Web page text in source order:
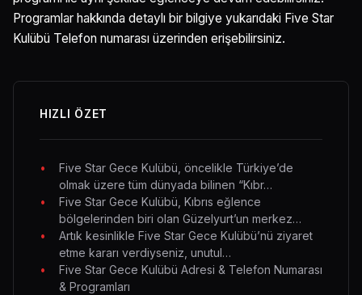
Programlar hakkında detaylı bir bilgiye yukarıdaki Five Star
Kulübü Telefon numarası üzerinden erişebilirsiniz.
HIZLI ÖZET
Five Star Gece Kulübü, öncelikle Türkiye’de
olmak üzere tüm dünyada bilinen “Kıbr…
Five Star Gece Kulübü, Kıbrıs eğlence
bölgelerinden biri olan Güzelyurt’un merkez…
Artık kesinlikle Five Star Gece Kulübü’nü ziyaret
etme kararı verdiyseniz, unutul…
Five Star Gece Kulübü Adresi & Telefon Numarası
& Programları